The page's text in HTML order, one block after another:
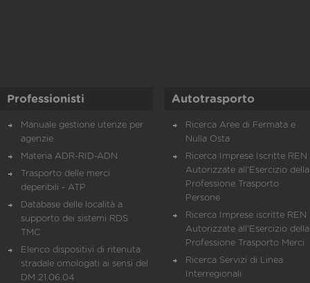
Professionisti
Manuale gestione utenze per
agenzie
Materia ADR-RID-ADN
Trasporto delle merci
deperibili - ATP
Database delle località a
supporto dei sistemi RDS
TMC
Elenco dispositivi di ritenuta
stradale omologati ai sensi del
DM 21.06.04
Autotrasporto
Ricerca Aree di Fermata e
Nulla Osta
Ricerca Imprese Iscritte REN
Autorizzate all'Esercizio della
Professione Trasporto
Persone
Ricerca Imprese iscritte REN
Autorizzate all'Esercizio della
Professione Trasporto Merci
Ricerca Servizi di Linea
Interregionali